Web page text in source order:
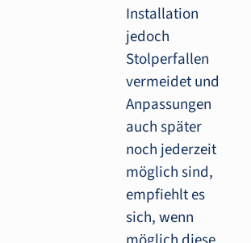
Installation
jedoch
Stolperfallen
vermeidet und
Anpassungen
auch später
noch jederzeit
möglich sind,
empfiehlt es
sich, wenn